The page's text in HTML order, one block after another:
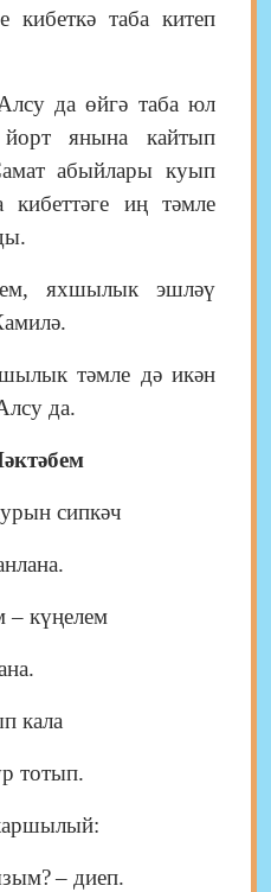
таба китеп
да өйгә таба юл
янына кайтып
абыйлары куып
кибеттәге иң тәмле
яхшылык эшләү
тәмле дә икән
да.
сипкәч
‒ күңелем
кала
тотып.
‒ диеп.